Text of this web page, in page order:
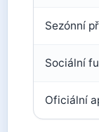
Sezónní
Sociální
Oficiální